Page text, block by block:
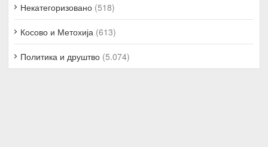
Некатегоризовано (518)
Косово и Метохија (613)
Политика и друштво (5.074)